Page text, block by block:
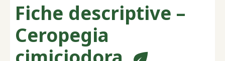
Fiche descriptive –
Ceropegia